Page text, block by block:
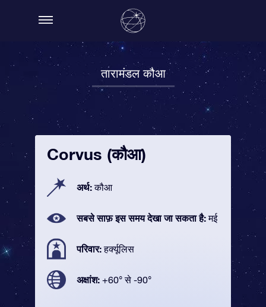
तारामंडल कौआ
Corvus (कौआ)
अर्थ:कौआ
सबसे साफ़ इस समय देखा जा सकता है:मई
परिवार:हर्क्यूलिस
अक्षांश: +60° से -90°